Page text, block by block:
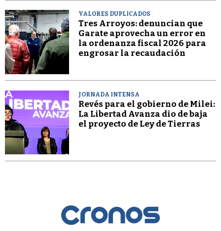
VALORES DUPLICADOS
Tres Arroyos: denuncian que
Garate aprovecha un error en
la ordenanza fiscal 2026 para
engrosar la recaudación
JORNADA INTENSA
Revés para el gobierno de Milei:
La Libertad Avanza dio de baja
el proyecto de Ley de Tierras